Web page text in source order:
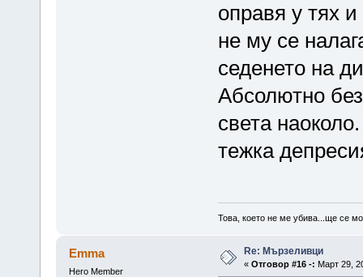
оправя у тях
не му се
седенето на
Абсолютно
света
тежка
Това, което не ме убива...ще се
Emma
Hero Member
Re: Мързеливци
« Отговор #16 -: Март 29,